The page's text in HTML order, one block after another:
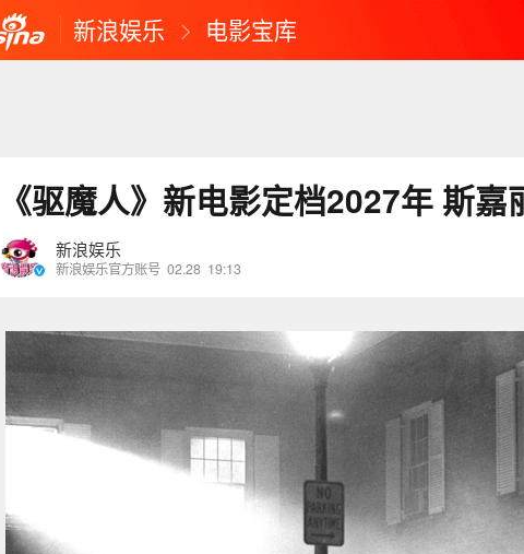
新浪娱乐 电影宝库
《驱魔人》新电影定档2027年 斯嘉
新浪娱乐
新浪娱乐官方账号 02.28 19:13